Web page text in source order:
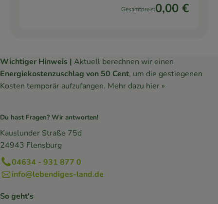
Gesamtpreis:0,00 €
Wichtiger Hinweis | Aktuell berechnen wir einen
Energiekostenzuschlag von 50 Cent, um die gestiegenen
Kosten temporär aufzufangen. Mehr dazu hier »
Du hast Fragen? Wir antworten!
Kauslunder Straße 75d
24943 Flensburg
04634 - 931 877 0
info@lebendiges-land.de
So geht's